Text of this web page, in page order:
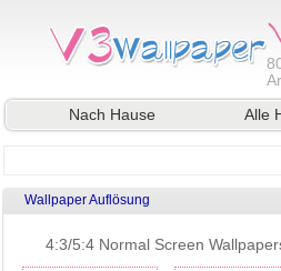
Nach Hause
Alle
Wallpaper Auflösung
4:3/5:4 Normal Screen